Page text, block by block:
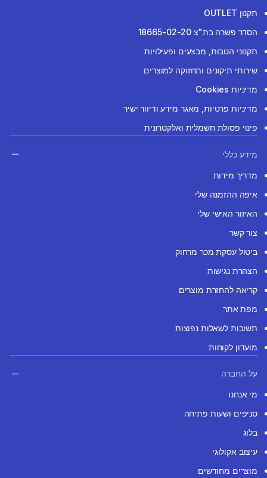
תקנון OUTLET
הסדר פשרה בת"צ 18665-02-20
תקנוני הטבות, מבצעים ופעילויות
שירותי תיקונים ותחזוקה למוצרים
מדיניות Cookies
מדיניות פרטיות, מאגר מידע ודיוור ישיר
פינוי פסולת חשמלית ואלקטרונית
מידע כללי
מדריך מידות
איפה ההזמנה שלי
האיזור האישי שלי
צור קשר
ביטול עסקת מכר מרחוק
הצהרת נגישות
קריאה להחזרת מוצרים
מפת אתר
תשובות לשאלות נפוצות
מועדון לקוחות
על החברה
מי אנחנו
סניפים ושעות פתיחה
בלוג
עיצוב אקולוגי
מוצרים מחודשים